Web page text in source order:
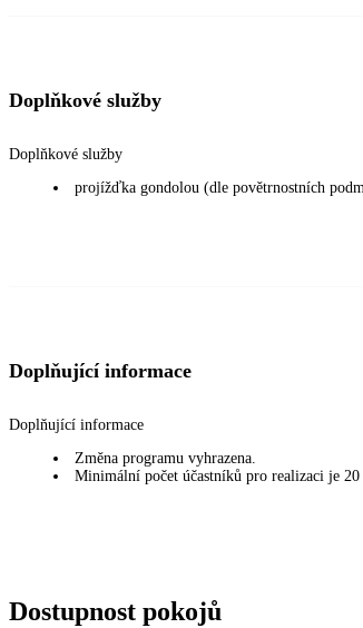
Doplňkové služby
Doplňkové služby
projížďka gondolou (dle povětrnostních
Doplňující informace
Doplňující informace
Změna programu vyhrazena.
Minimální počet účastníků pro realizaci je 20
Dostupnost pokojů